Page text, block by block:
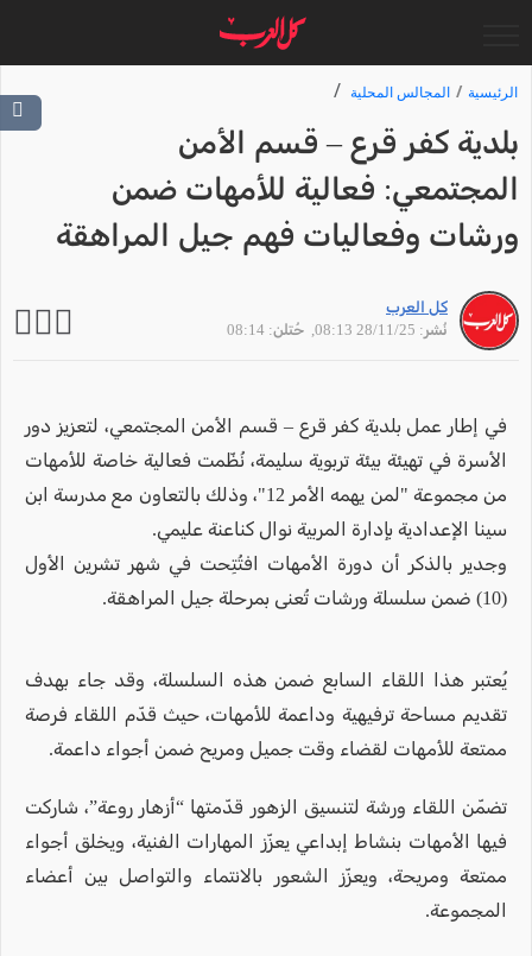
الرئيسية المجالس المحلية
بلدية كفر قرع – قسم الأمن
المجتمعي: فعالية للأمهات ضمن
ورشات وفعاليات فهم جيل المراهقة
كل العرب
نُشر: 28/11/25 08:13
, حُتلن: 08:14
في إطار عمل بلدية كفر قرع – قسم الأمن المجتمعي، لتعزيز دور
الأسرة في تهيئة بيئة تربوية سليمة، نُظّمت فعالية خاصة للأمهات
من مجموعة "لمن يهمه الأمر 12"، وذلك بالتعاون مع مدرسة ابن
سينا الإعدادية بإدارة المربية نوال كناعنة عليمي.
وجدير بالذكر أن دورة الأمهات افتُتِحت في شهر تشرين الأول
(10) ضمن سلسلة ورشات تُعنى بمرحلة جيل المراهقة.
يُعتبر هذا اللقاء السابع ضمن هذه السلسلة، وقد جاء بهدف
تقديم مساحة ترفيهية وداعمة للأمهات، حيث قدّم اللقاء فرصة
ممتعة للأمهات لقضاء وقت جميل ومريح ضمن أجواء داعمة.
تضمّن اللقاء ورشة لتنسيق الزهور قدّمتها “أزهار روعة”، شاركت
فيها الأمهات بنشاط إبداعي يعزّز المهارات الفنية، ويخلق أجواء
ممتعة ومريحة، ويعزّز الشعور بالانتماء والتواصل بين أعضاء
المجموعة.